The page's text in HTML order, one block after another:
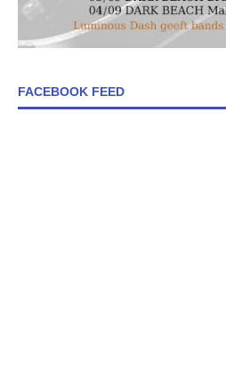
FACEBOOK FEED